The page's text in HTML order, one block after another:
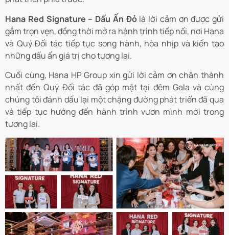
Hana Red Signature – Dấu Ấn Đỏlà lời cảm ơn được gửi
gắm trọn vẹn, đồng thời mở ra hành trình tiếp nối, nơi Hana
và Quý Đối tác tiếp tục song hành, hòa nhịp và kiến tạo
những dấu ấn giá trị cho tương lai.
Cuối cùng, Hana HP Group xin gửi lời cảm ơn chân thành
nhất đến Quý Đối tác đã góp mặt tại đêm Gala và cùng
chúng tôi đánh dấu lại một chặng đường phát triển đã qua
và tiếp tục hướng đến hành trình vươn mình mới trong
tương lai.